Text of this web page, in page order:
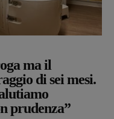
ma il
di sei mesi.
prudenza”